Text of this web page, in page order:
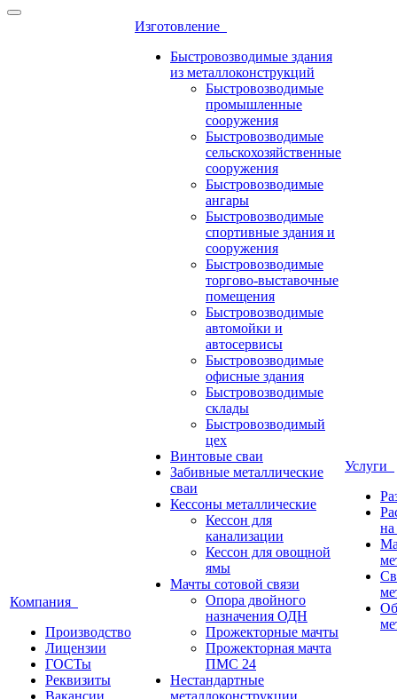
Компания
Производство
Лицензии
ГОСТы
Реквизиты
Вакансии
Изготовление
Быстровозводимые здания
из металлоконструкций
Быстровозводимые
промышленные
сооружения
Быстровозводимые
сельскохозяйственные
сооружения
Быстровозводимые
ангары
Быстровозводимые
спортивные здания и
сооружения
Быстровозводимые
торгово-выставочные
помещения
Быстровозводимые
автомойки и
автосервисы
Быстровозводимые
офисные здания
Быстровозводимые
склады
Быстровозводимый
цех
Винтовые сваи
Забивные металлические
сваи
Кессоны металлические
Кессон для
канализации
Кессон для овощной
ямы
Мачты сотовой связи
Опора двойного
назначения ОДН
Прожекторные мачты
Прожекторная мачта
ПМС 24
Нестандартные
металлоконструкции
Услуги